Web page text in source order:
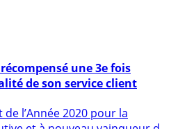
de son service client